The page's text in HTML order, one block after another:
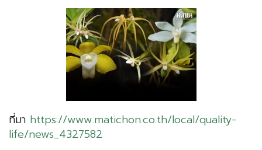
ที่มา https://www.matichon.co.th/local/quality-
life/news_4327582